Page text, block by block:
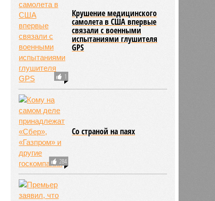
1
Крушение медицинского
самолета в США впервые
связали с военными
испытаниями глушителя
GPS
284
Со страной на паях